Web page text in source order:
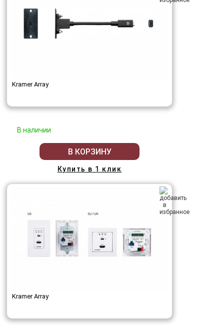
Kramer Array
В наличии
В КОРЗИНУ
Купить в 1 клик
Kramer Array